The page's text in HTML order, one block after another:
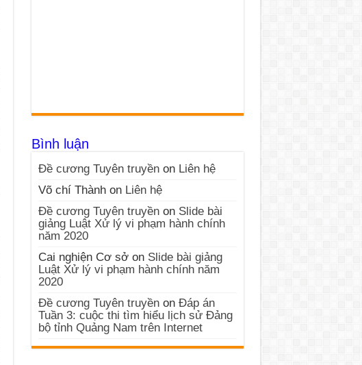
Bình luận
Đề cương Tuyên truyềnon Liên hệ
Võ chí Thànhon Liên hệ
Đề cương Tuyên truyềnon Slide bài
giảng Luật Xử lý vi phạm hành chính
năm 2020
Cai nghiện Cơ sởon Slide bài giảng
Luật Xử lý vi phạm hành chính năm
2020
Đề cương Tuyên truyềnon Đáp án
Tuần 3: cuộc thi tìm hiểu lịch sử Đảng
bộ tỉnh Quảng Nam trên Internet